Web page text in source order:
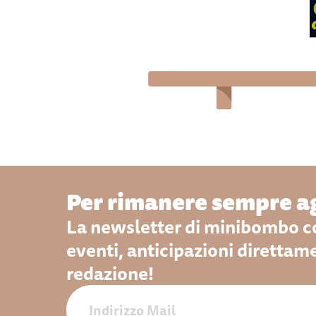
Per rimanere sempre
La newsletter di minibombo
eventi, anticipazioni
redazione!